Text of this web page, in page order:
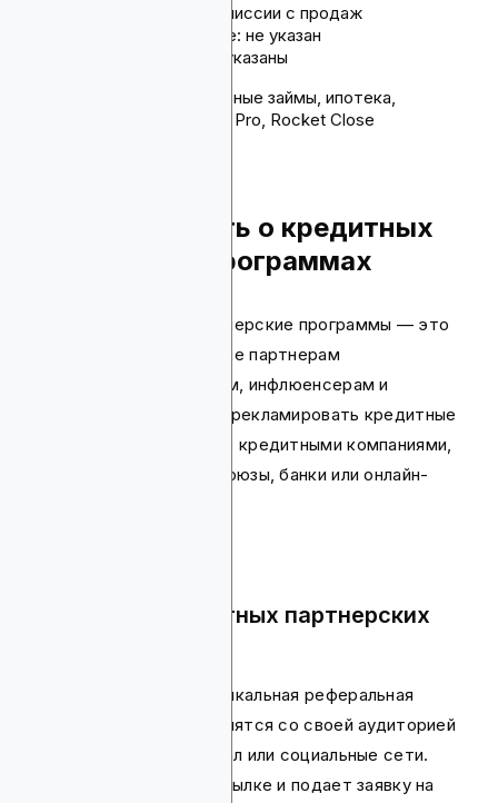
Комиссия: $4-$10 комиссии с продаж
Срок действия cookie: не указан
Способы оплаты: не указаны
Продукты: персональные займы, ипотека,
RocketMoney, Rocket Pro, Rocket Close
Что нужно знать о кредитных
партнерских программах
Бизнес-кредитные партнерские программы — это
разрешения, позволяющие партнерам
(маркетологам, блогерам, инфлюенсерам и
кредитным агентствам) рекламировать кредитные
продукты, предлагаемые кредитными компаниями,
такими как кредитные союзы, банки или онлайн-
Понимание кредитных партнерских
Партнерам выдается уникальная реферальная
ссылка, которую они делятся со своей аудиторией
через свой YouTube-канал или социальные сети.
Аудитория кликает по ссылке и подает заявку на